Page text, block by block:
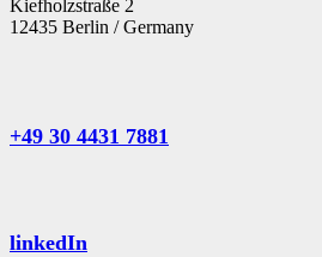
Kiefholzstraße 2
12435 Berlin / Germany
+49 30 4431 7881
linkedIn